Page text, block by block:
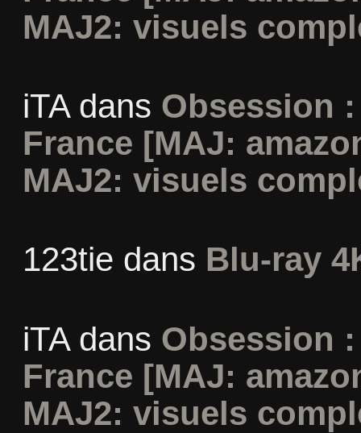
MAJ2: visuels
iTAdans Obsession
France [MAJ:
MAJ2: visuels
123tie dans Blu-ray
iTAdans Obsession
France [MAJ:
MAJ2: visuels